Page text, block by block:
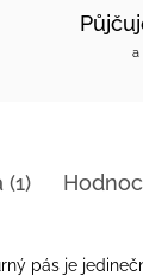
a
(1)
pás je